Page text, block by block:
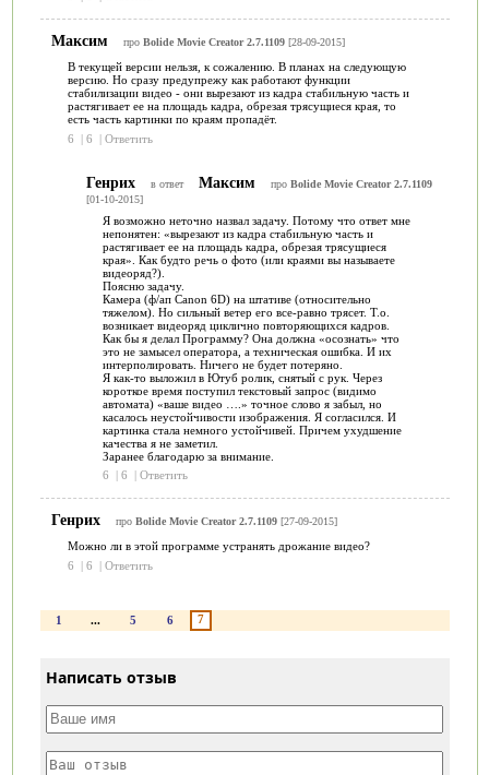
Максим про Bolide Movie Creator 2.7.1109[28-09-2015]
В текущей версии нельзя, к сожалению. В планах на следующую
версию. Но сразу предупрежу как работают функции
стабилизации видео - они вырезают из кадра стабильную часть и
растягивает ее на площадь кадра, обрезая трясущиеся края, то
есть часть картинки по краям пропадёт.
6
| 6 | Ответить
Генрих в ответ Максим про Bolide Movie Creator 2.7.1109
[01-10-2015]
Я возможно неточно назвал задачу. Потому что ответ мне
непонятен: «вырезают из кадра стабильную часть и
растягивает ее на площадь кадра, обрезая трясущиеся
края». Как будто речь о фото (или краями вы называете
видеоряд?).
Поясню задачу.
Камера (ф/ап Canon 6D) на штативе (относительно
тяжелом). Но сильный ветер его все-равно трясет. Т.о.
возникает видеоряд циклично повторяющихся кадров.
Как бы я делал Программу? Она должна «осознать» что
это не замысел оператора, а техническая ошибка. И их
интерполировать. Ничего не будет потеряно.
Я как-то выложил в Ютуб ролик, снятый с рук. Через
короткое время поступил текстовый запрос (видимо
автомата) «ваше видео ….» точное слово я забыл, но
касалось неустойчивости изображения. Я согласился. И
картинка стала немного устойчивей. Причем ухудшение
качества я не заметил.
Заранее благодарю за внимание.
6
| 6 | Ответить
Генрих про Bolide Movie Creator 2.7.1109[27-09-2015]
Можно ли в этой программе устранять дрожание видео?
6
| 6 | Ответить
1 ... 5 6 7
Написать отзыв